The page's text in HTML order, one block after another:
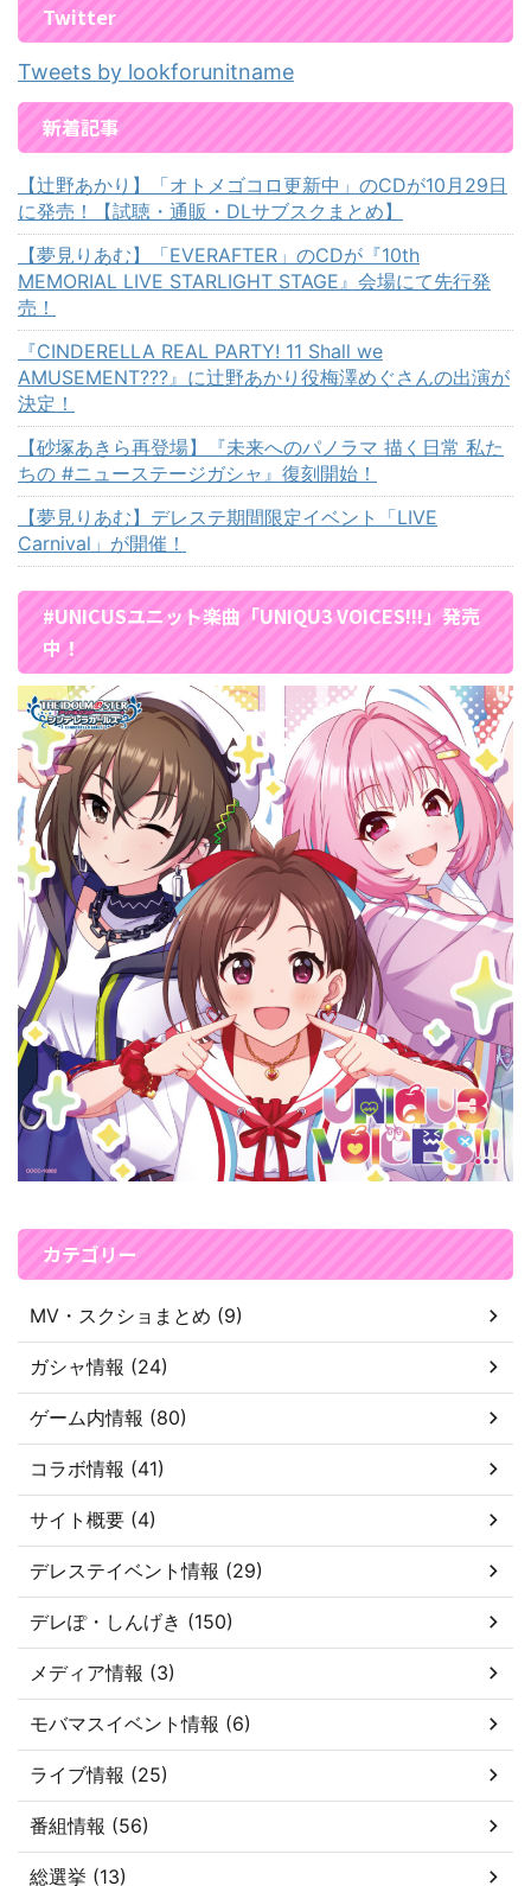
Twitter
Tweets by lookforunitname
新着記事
【辻野あかり】「オトメゴコロ更新中」のCDが10月29日
に発売！【試聴・通販・DLサブスクまとめ】
【夢見りあむ】「EVERAFTER」のCDが『10th
MEMORIAL LIVE STARLIGHT STAGE』会場にて先行発
売！
『CINDERELLA REAL PARTY! 11 Shall we
AMUSEMENT???』に辻野あかり役梅澤めぐさんの出演が
決定！
【砂塚あきら再登場】『未来へのパノラマ 描く日常 私た
ちの #ニューステージガシャ』復刻開始！
【夢見りあむ】デレステ期間限定イベント「LIVE
Carnival」が開催！
#UNICUSユニット楽曲「UNIQU3 VOICES!!!」発売
中！
カテゴリー
MV・スクショまとめ (9)
ガシャ情報 (24)
ゲーム内情報 (80)
コラボ情報 (41)
サイト概要 (4)
デレステイベント情報 (29)
デレぽ・しんげき (150)
メディア情報 (3)
モバマスイベント情報 (6)
ライブ情報 (25)
番組情報 (56)
総選挙 (13)